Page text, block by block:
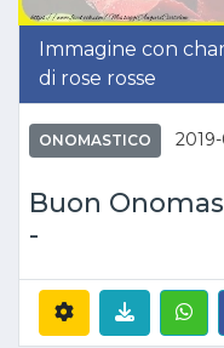
Immagine con
di rose rosse
ONOMASTICO
Buon
-